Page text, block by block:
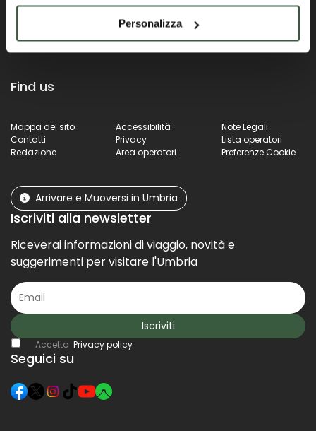
Personalizza
Find us
Mappa del sito Accessibilità
Note Legali
Contatti
Privacy
Lista operatori
Redazione
Area operatori Preferenze Cookie
Arrivare e Muoversi in Umbria
Iscriviti alla newsletter
Riceverai informazioni di viaggio, novità e
suggerimenti per visitare l'Umbria
Iscriviti
Accetto Privacy policy
Seguici su